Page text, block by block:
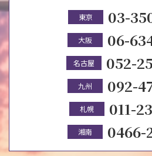
東京 03-
大阪 06-
名古屋 052-
九州 092-
札幌 011-
湘南 0466-